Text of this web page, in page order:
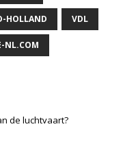
HOLLAND VDL
NL.COM
de luchtvaart?